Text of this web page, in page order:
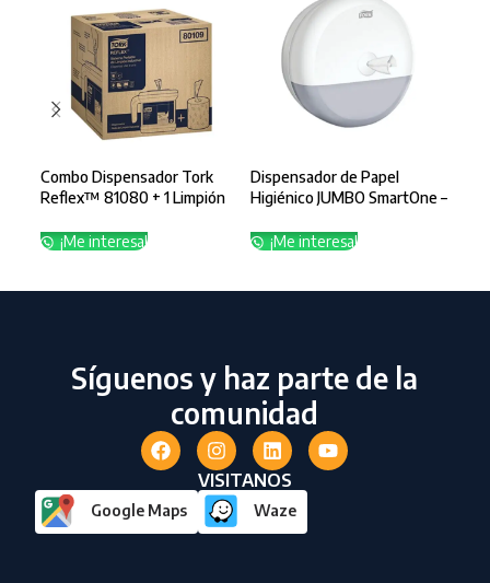
Combo Dispensador Tork
Reflex™ 81080 + 1 Limpión
¡Me interesa!
Dispensador de Papel
Higiénico JUMBO SmartOne –
¡Me interesa!
Síguenos y haz parte de la
comunidad
VISITANOS
Google Maps Waze